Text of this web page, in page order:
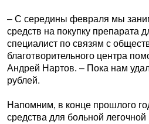
– С середины февраля мы
средств на покупку препарата
специалист по связям с
благотворительного центра
Андрей Нартов. – Пока нам
рублей.
Напомним, в конце прошлого
средства для больной легочной